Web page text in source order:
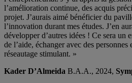
l’amélioration continue, des acquis
projet. J’aurais aimé bénéficier du
l’innovation durant mes études. J’en
développer d’autres idées ! Ce sera un
de l’aide, échanger avec des personnes
réseautage stimulant. »
Kader D’Almeida B.A.A., 2024,